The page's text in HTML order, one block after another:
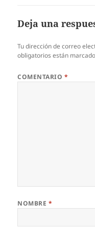
Deja una
Tu dirección de correo
obligatorios están
COMENTARIO *
NOMBRE *